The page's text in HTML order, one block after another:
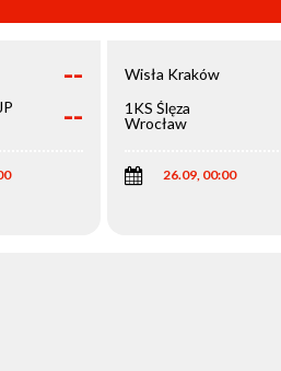
--
--
Wisła Kraków
1KS Ślęza
Wrocław
26.09, 00:00